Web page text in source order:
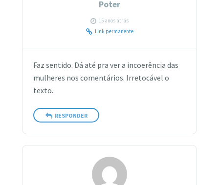
Poter
15 anos atrás
Link permanente
Faz sentido. Dá até pra ver a incoerência das
mulheres nos comentários. Irretocável o
texto.
RESPONDER